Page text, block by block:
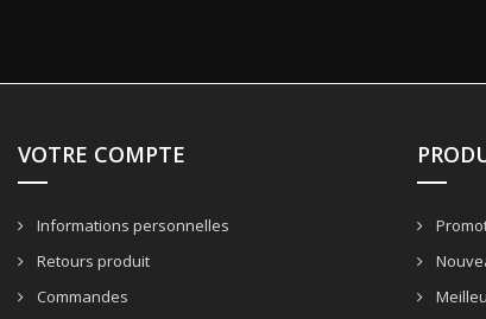
VOTRE COMPTE
Informations personnelles
Retours produit
Commandes